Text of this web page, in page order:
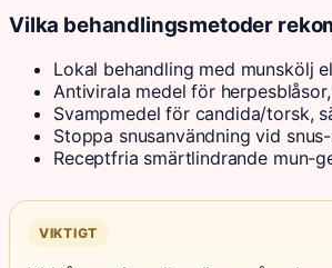
Vilka behandlingsmetoder
Lokal behandling med munskölj
Antivirala medel för
Svampmedel för candida/torsk,
Stoppa snusanvändning vid
Receptfria smärtlindrande mun-
VIKTIGT